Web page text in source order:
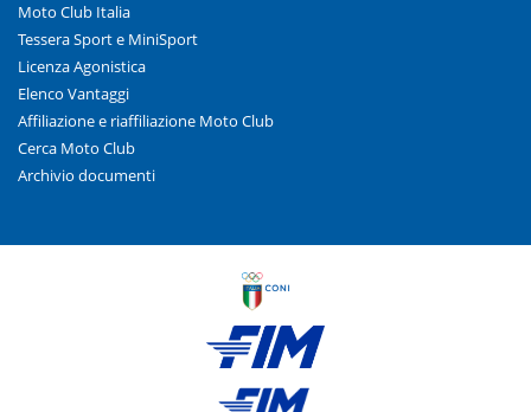
Moto Club Italia
Tessera Sport e MiniSport
Licenza Agonistica
Elenco Vantaggi
Affiliazione e riaffiliazione Moto Club
Cerca Moto Club
Archivio documenti